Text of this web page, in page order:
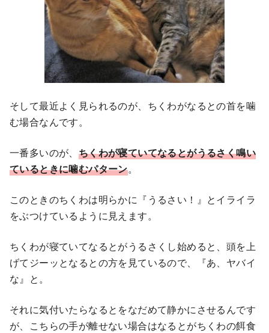
そして最近よく見られるのが、ちくわがなるとの首を噛
む場合なんです。
一番多いのが、 ちくわが寝ていてなるとがうるさく鳴い
ているときに噛むパターン。
このときのちくわは明らかに『うるさい！』とイライラ
をぶつけているように見えます。
ちくわが寝ていてなるとがうるさくし始めると、頭を上
げてジーッとなるとの方を見ているので、『あ、ヤバイ
な』と。
それに気付いたらなるとをなだめて静かにさせるんです
が、こちらの手が離せない場合はなるとがちくわの餌食